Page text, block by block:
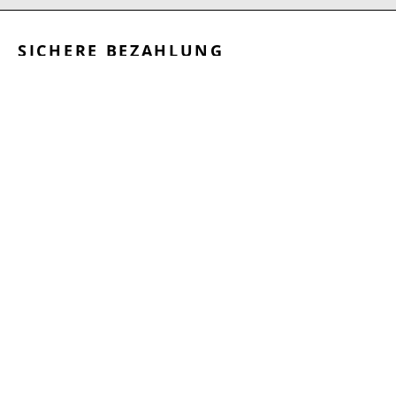
SICHERE BEZAHLUNG